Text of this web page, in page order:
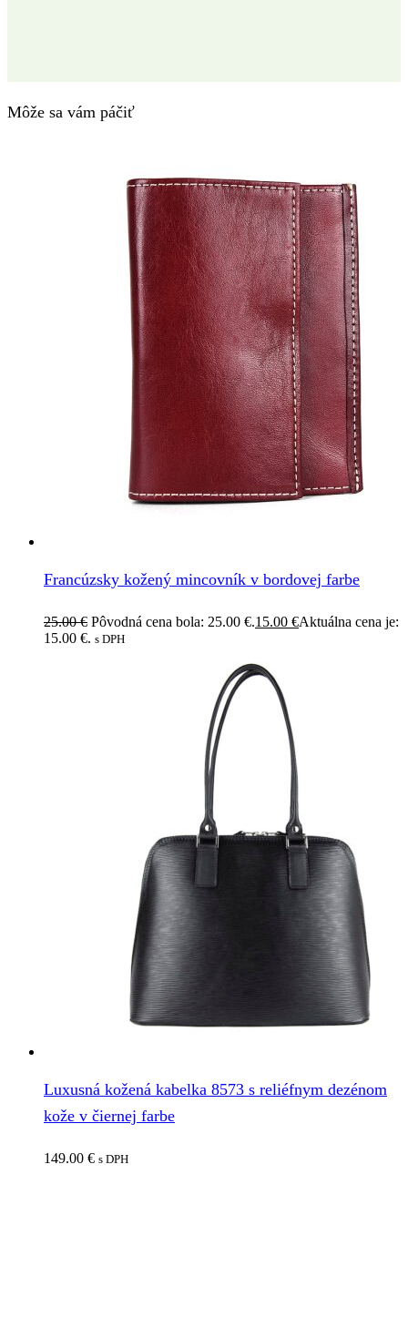
Môže sa vám páčiť
Francúzsky kožený mincovník v bordovej farbe
25.00€ Pôvodná cena bola: 25.00 €.15.00 €Aktuálna cena je:
15.00 €. s DPH
Luxusná kožená kabelka 8573 s reliéfnym dezénom
kože v čiernej farbe
149.00 € s DPH